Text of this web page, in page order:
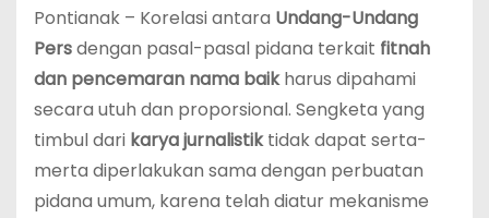
Pontianak – Korelasi antara Undang-Undang
Persdengan pasal-pasal pidana terkait fitnah
dan pencemaran nama baikharus dipahami
secara utuh dan proporsional. Sengketa yang
timbul dari karya jurnalistiktidak dapat serta-
merta diperlakukan sama dengan perbuatan
pidana umum, karena telah diatur mekanisme